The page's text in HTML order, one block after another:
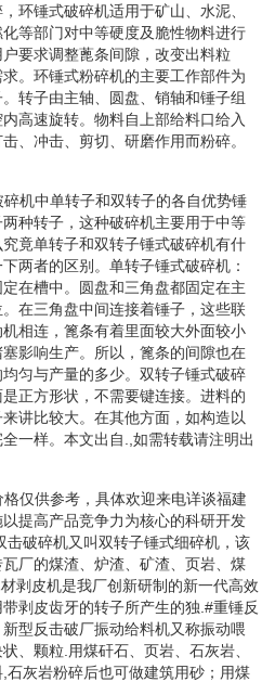
环锤式破碎机适用于矿山、水泥、
等部门对中等硬度及脆性物料进行
要求调整蓖条间隙，改变出料粒
。环锤式粉碎机的主要工作部件为
转子由主轴、圆盘、销轴和锤子组
高速旋转。物料自上部给料口给入
、冲击、剪切、研磨作用而粉碎。
机中单转子和双转子的各自优势锤
种转子，这种破碎机主要用于中等
竟单转子和双转子锤式破碎机有什
两者的区别。单转子锤式破碎机：
在槽中。圆盘和三角盘都固定在主
在三角盘中间连接着锤子，这些联
相连，篦条有着里面较大外面较小
影响生产。所以，篦条的间隙也在
匀与产量的多少。双转子锤式破碎
正方形状，不需要键连接。进料的
讲比较大。在其他方面，如构造以
一样。本文出自.,如需转载请注明出
仅供参考，具体欢迎来电详谈福建
提高产品竞争力为核心的科研开发
击破碎机又叫双转子锤式细碎机，该
厂的煤渣、炉渣、矿渣、页岩、煤
剥皮机是我厂创新研制的新一代高效
剥皮齿牙的转子所产生的独.#重锤反
型反击破厂振动给料机又称振动喂
、颗粒.用煤矸石、页岩、石灰岩、
石灰岩粉碎后也可做建筑用砂；用煤